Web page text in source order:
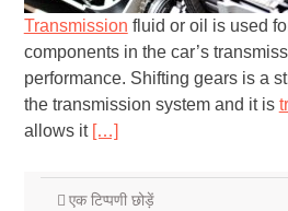
Transmission fluid or oil is used
components in the car’s
performance. Shifting gears is a
the transmission system and it is
allows it […]
एक टिप्पणी छोड़ें